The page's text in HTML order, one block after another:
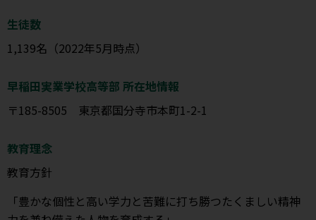
生徒数
1,139名（2022年5月時点）
早稲田実業学校高等部 所在地情報
〒185-8505 東京都国分寺市本町1-2-1
教育理念
教育方針
「豊かな個性と高い学力と苦難に打ち勝つたくましい精神